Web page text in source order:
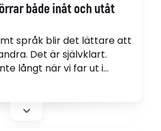
både inåt och utåt
språk blir det lättare att
Det är självklart.
långt när vi far ut i
EU-länderna som
är ”nyckelkompetenser”